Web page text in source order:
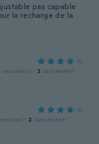
pas capable
la recharge de la
recensioni · 2 caricamenti
· 2 caricamenti